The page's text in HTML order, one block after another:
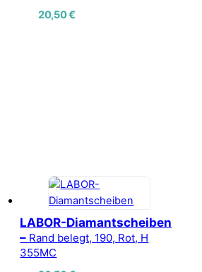
20,50€
LABOR-Diamantscheiben
– Rand belegt, 190, Rot, H
355MC